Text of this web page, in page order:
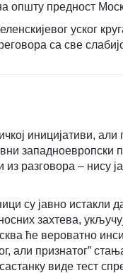
општу предност
уског
са све
иницијативи,
западноевропски
разговора – нису
су јавно истакли
захтева,
ће вероватно
али признатог”
виде тест